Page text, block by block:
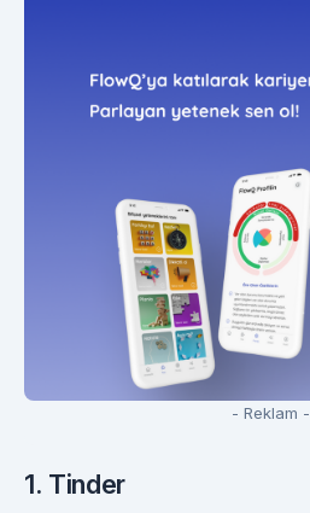
- Reklam -
1. Tinder